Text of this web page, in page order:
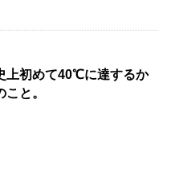
上初めて40℃に達するか
と。